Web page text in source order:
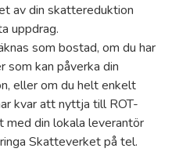
av din skattereduktion
uppdrag.
som bostad, om du har
som kan påverka din
eller om du helt enkelt
kvar att nyttja till ROT-
din lokala leverantör
Skatteverket på tel.